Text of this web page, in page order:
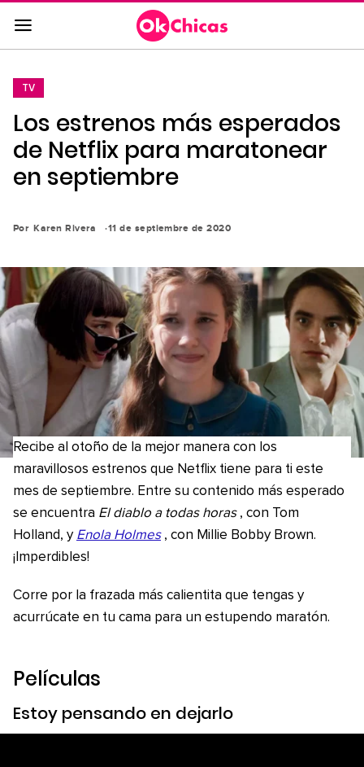
Saltar
al
contenido
la
navegación
principal
TV
Los estrenos más esperados
de Netflix para maratonear
en septiembre
Por Karen Rivera 11 de septiembre de 2020
Recibe al otoño de la mejor manera con los
maravillosos estrenos que Netflix tiene para ti este
mes de septiembre. Entre su contenido más esperado
se encuentra El diablo a todas horas , con Tom
Holland, y Enola Holmes , con Millie Bobby Brown.
¡Imperdibles!
Corre por la frazada más calientita que tengas y
acurrúcate en tu cama para un estupendo maratón.
Películas
Estoy pensando en dejarlo